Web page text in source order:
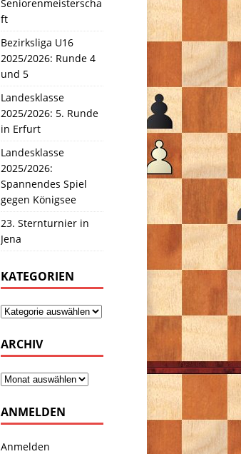
Seniorenmeisterscha
ft
Bezirksliga U16
2025/2026: Runde 4
und 5
Landesklasse
2025/2026: 5. Runde
in Erfurt
Landesklasse
2025/2026:
Spannendes Spiel
gegen Königsee
23. Sternturnier in
Jena
KATEGORIEN
ARCHIV
ANMELDEN
Anmelden